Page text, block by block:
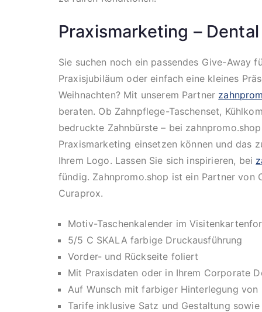
Praxismarketing –
Sie suchen noch ein passendes Give-Away
Praxisjubiläum oder einfach eine kleines
Weihnachten? Mit unserem Partner
beraten. Ob Zahnpflege-Taschenset,
bedruckte Zahnbürste – bei
Praxismarketing einsetzen können und das
Ihrem Logo. Lassen Sie sich inspirieren, bei
fündig. Zahnpromo.shop ist ein Partner von
Curaprox.
Motiv-Taschenkalender im
5/5 C SKALA farbige Druckausführung
Vorder- und Rückseite foliert
Mit Praxisdaten oder in Ihrem Corporate
Auf Wunsch mit farbiger Hinterlegung von
Tarife inklusive Satz und Gestaltung